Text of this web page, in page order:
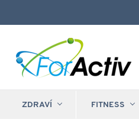
ZDRAVÍ FITNESS